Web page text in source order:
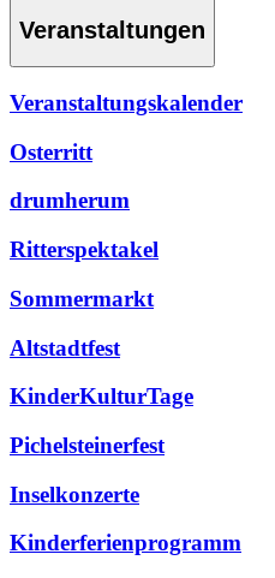
Veranstaltungen
Veranstaltungskalender
Osterritt
drumherum
Ritterspektakel
Sommermarkt
Altstadtfest
KinderKulturTage
Pichelsteinerfest
Inselkonzerte
Kinderferienprogramm